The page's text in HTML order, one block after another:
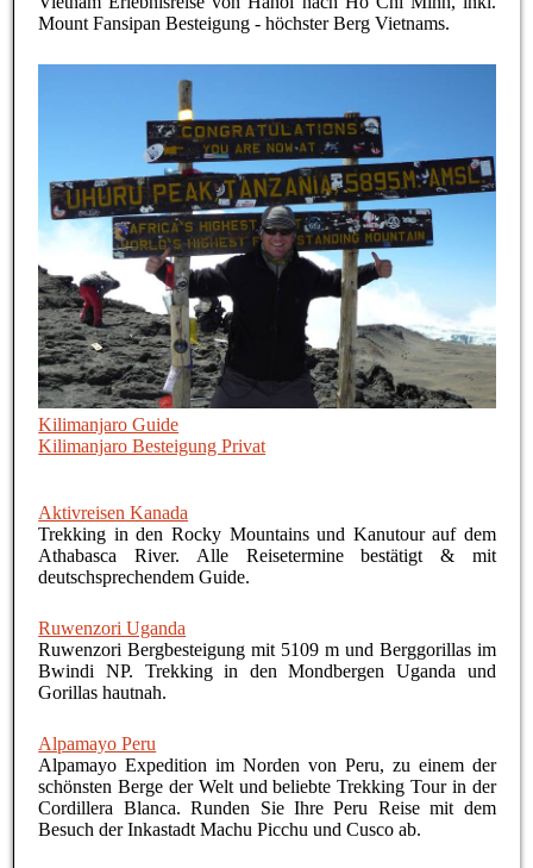
Mount Fansipan Besteigung - höchster Berg Vietnams.
Kilimanjaro Guide
Kilimanjaro Besteigung Privat
Aktivreisen Kanada
Trekking in den Rocky Mountains und Kanutour auf dem
Athabasca River. Alle Reisetermine bestätigt & mit
deutschsprechendem Guide.
Ruwenzori Uganda
Ruwenzori Bergbesteigung mit 5109 m und Berggorillas im
Bwindi NP. Trekking in den Mondbergen Uganda und
Gorillas hautnah.
Alpamayo Peru
Alpamayo Expedition im Norden von Peru, zu einem der
schönsten Berge der Welt und beliebte Trekking Tour in der
Cordillera Blanca. Runden Sie Ihre Peru Reise mit dem
Besuch der Inkastadt Machu Picchu und Cusco ab.